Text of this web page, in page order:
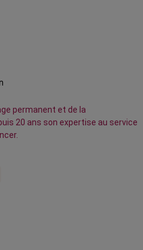
permanent et de la
20 ans son expertise au service